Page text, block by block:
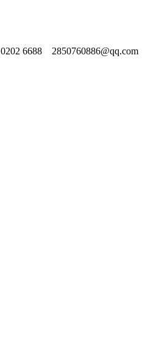
6688 2850760886@qq.com